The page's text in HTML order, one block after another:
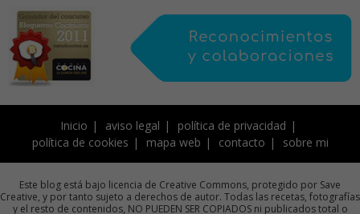
Inicio aviso legal
política de privacidad
política de cookies
mapa web contacto sobre mi
Este blog está bajo licencia de Creative Commons, protegido por Save
Creative, y por tanto sujeto a derechos de autor. Todas las recetas, fotografías
y el resto de contenidos, NO PUEDEN SER COPIADOS ni publicados total o